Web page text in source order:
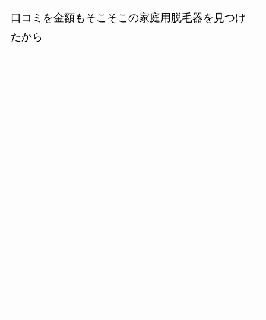
口コミを金額もそこそこの家庭用脱毛器を見つけ
たから